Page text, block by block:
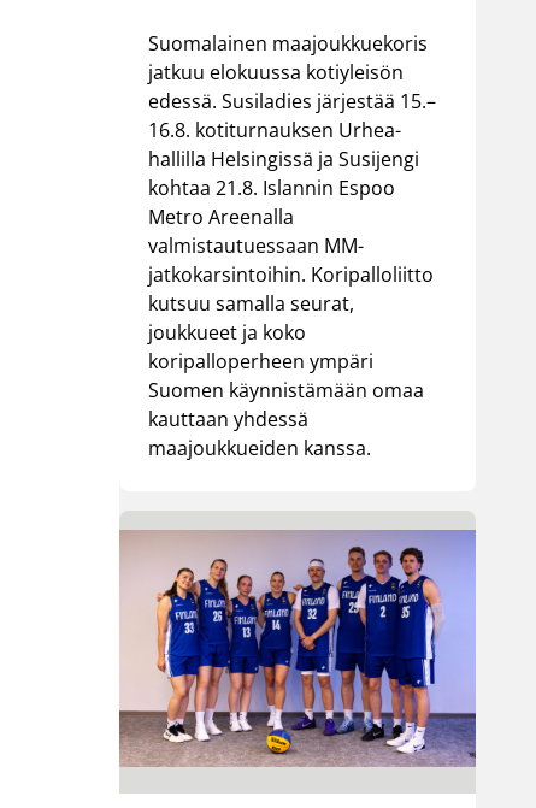
Suomalainen maajoukkuekoris
jatkuu elokuussa kotiyleisön
edessä. Susiladies järjestää 15.–
16.8. kotiturnauksen Urhea-
hallilla Helsingissä ja Susijengi
kohtaa 21.8. Islannin Espoo
Metro Areenalla
valmistautuessaan MM-
jatkokarsintoihin. Koripalloliitto
kutsuu samalla seurat,
joukkueet ja koko
koripalloperheen ympäri
Suomen käynnistämään omaa
kauttaan yhdessä
maajoukkueiden kanssa.